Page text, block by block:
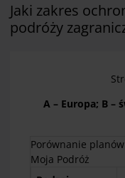
Jaki zakres
podróży
A – Europa; B –
Porównanie
Moja Podróż